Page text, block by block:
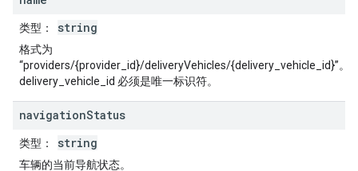
类型 ： string
格式为
“providers/{provider_id}/deliveryVehicles/{delivery_vehicle_id}”。
delivery_vehicle_id 必须是唯一标识符。
navigationStatus
类型 ： string
车辆的当前导航状态。